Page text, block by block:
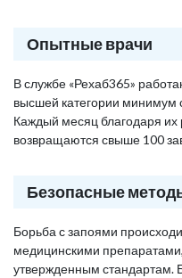
Опытные врачи
В службе «Рехаб365»
высшей категории
Каждый месяц благодаря их
возвращаются свыше 100
Безопасные
Борьба с запоями
медицинскими
утвержденным стандартам.